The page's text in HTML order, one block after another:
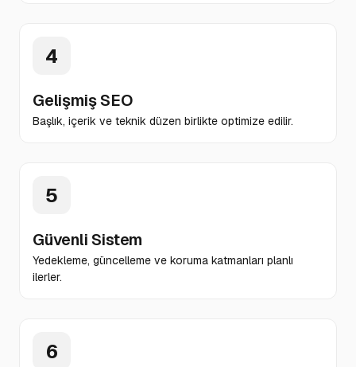
4
Gelişmiş SEO
Başlık, içerik ve teknik düzen birlikte optimize edilir.
5
Güvenli Sistem
Yedekleme, güncelleme ve koruma katmanları planlı
ilerler.
6